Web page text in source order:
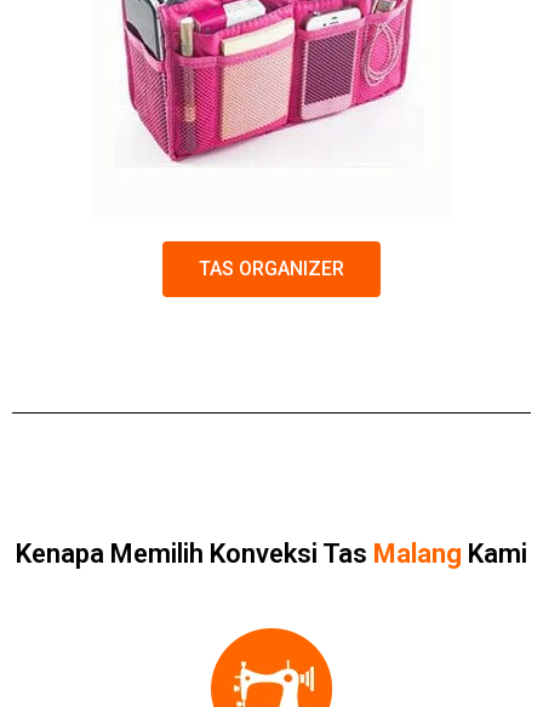
TAS ORGANIZER
Kenapa Memilih Konveksi Tas Malang Kami